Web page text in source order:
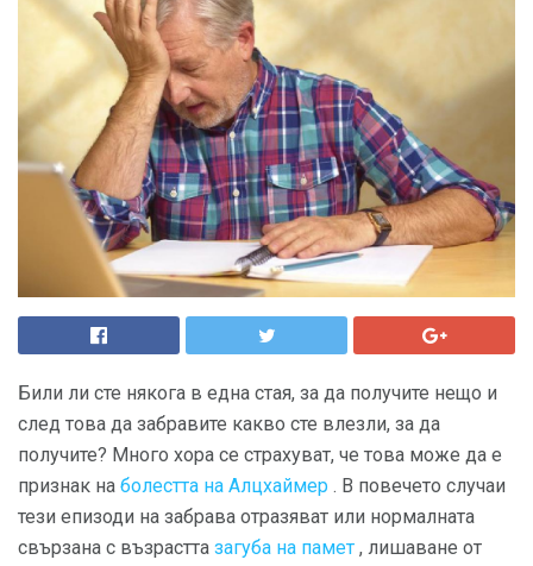
Били ли сте някога в една стая, за да получите нещо и
след това да забравите какво сте влезли, за да
получите? Много хора се страхуват, че това може да е
признак на болестта на Алцхаймер . В повечето случаи
тези епизоди на забрава отразяват или нормалната
свързана с възрастта загуба на памет , лишаване от